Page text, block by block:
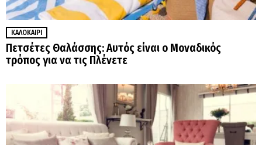
ΚΑΛΟΚΑΊΡΙ
Πετσέτες Θαλάσσης: Αυτός είναι ο Μοναδικός
τρόπος για να τις Πλένετε